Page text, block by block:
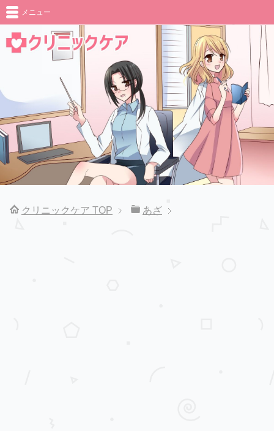
メニュー
クリニックケア TOP あざ